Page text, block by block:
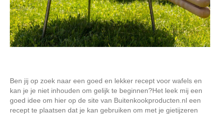
Ben jij op zoek naar een goed en lekker recept voor wafels en
kan je je niet inhouden om gelijk te beginnen?Het leek mij een
goed idee om hier op de site van Buitenkookproducten.nl een
recept te plaatsen dat je kan gebruiken om met je gietijzeren